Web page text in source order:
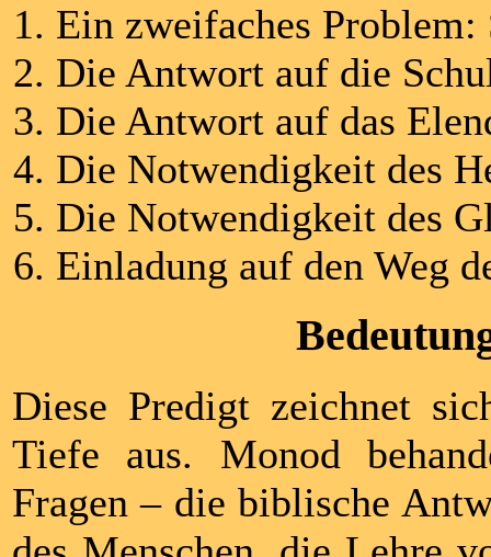
Ein zweifaches
Die Antwort auf die
Die Antwort auf das
Die Notwendigkeit des
Die Notwendigkeit des
Einladung auf den Weg
Diese Predigt zeichnet
Tiefe aus. Monod
Fragen – die biblische